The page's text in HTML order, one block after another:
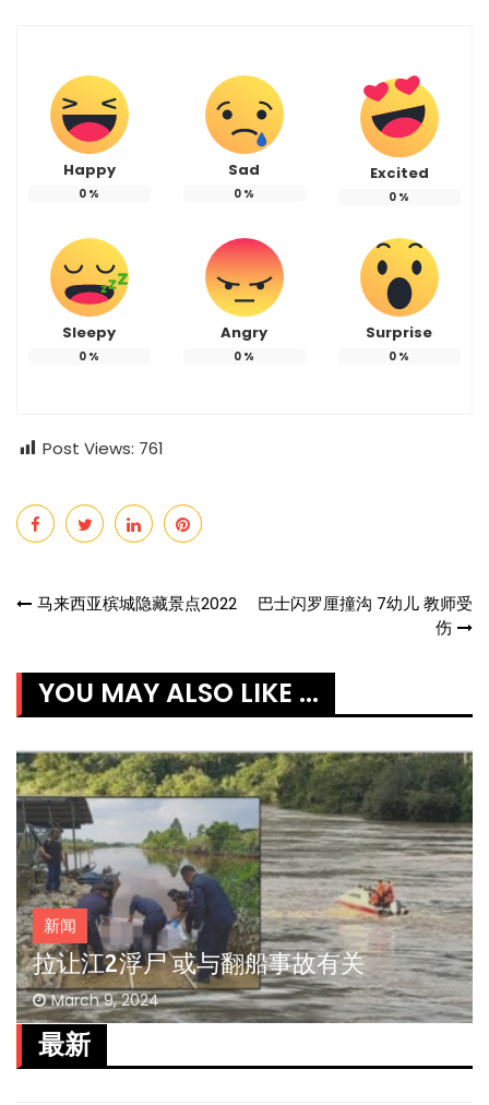
Happy
0 %
Sad
0 %
Excited
0 %
Sleepy
0 %
Angry
0 %
Surprise
0 %
Post Views: 761
Post
马来西亚槟城隐藏景点2022
巴士闪罗厘撞沟 7幼儿 教师受
伤
YOU MAY ALSO LIKE ...
新闻
拉让江2浮尸 或与翻船事故有关
March 9, 2024
最新